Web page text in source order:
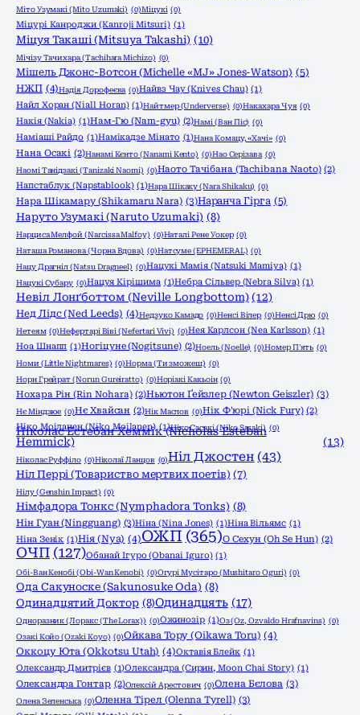
Міто Узумакі (Mito Uzumaki) (0)Міцукі (0)
Міцурі Канроджи (Kanroji Mitsuri) (1)
Міцуя Такаші (Mitsuya Takashi) (10)
Мічізу Тачихара (Tachihara Michizo) (0)
Мішель Джонс-Вотсон (Michelle «MJ» Jones-Watson) (5)
НЖП (4)Надія Дорофеєва (0)Найвз Чау (Knives Chau) (1)
Найл Хоран (Niall Horan) (1)Найтмер (Underverse) (0)Накахара Чуя (0)
Накія (Nakia) (1)Нам-Гю (Nam-gyu) (2)Намі (Ван Піс) (0)
Наміаші Райдо (1)Намікадзе Мінато (1)Нана Комацу, «Хачі» (0)
Нана Осакі (2)Нанамі Кєнто (Nanami Kento) (0)Нао Серізава (0)
Наомі Танідзакі (Tanizaki Naomi) (0)Наото Тачібана (Tachibana Naoto) (2)
Напстаблук (Napstablook) (1)Нара Шікаку (Nara Shikaku) (0)
Нара Шікамару (Shikamaru Nara) (3)Наранча Гірга (5)
Наруто Узумакі (Naruto Uzumaki) (8)
Нарциса Мелфой (Narcissa Malfoy) (0)Наталі Рене Уокер (0)
Наташа Романова (Чорна Вдова) (0)Натсуме (EPHEMERAL) (0)
Нацу Драгніл (Natsu Dragneel) (0)Нацукі Мамія (Natsuki Mamiya) (1)
Нацукі Субару (0)Нацуя Кірішима (1)Небра Сільвер (Nebra Silva) (1)
Невіл Лонґботтом (Neville Longbottom) (12)
Нед Лідс (Ned Leeds) (4)Недзуко Камадо (0)Ненсі Вілер (0)Ненсі Дрю (0)
Нетеям (0)Нефертарі Віві (Nefertari Vivi) (0)Нея Карлсон (Nea Karlsson) (1)
Ноа Шнапп (1)Ногіцуне (Nogitsune) (2)Ноель (Noelle) (0)Номер П'ять (0)
Номи (Little Nightmares) (0)Норма (Ти зможеш) (0)
Норн Грейрат (Norun Gureiratto) (0)Норіакі Какьоін (0)
Нохара Рін (Rin Nohara) (2)Ньютон Ґейзлер (Newton Geiszler) (3)
Нє Міндзюе (0)Нє Хвайсан (2)Нік Маслов (0)Нік Ф'юрі (Nick Fury) (2)
Ніко Моіланен (Niko Moilanen) (1)Ніко Сасакі (Niko Sasaki) (0)
Ніколас Естебан Хеммік (Nicholas Esteban
Hemmick)
(13)
Ніколас Руффіло (0)Ніколаї Ланцов (0)Ніл Джостен (43)
Ніл Перрі (Товариство мертвих поетів) (7)
Нілу (Genshin Impact) (0)
Німфадора Тонкс (Nymphadora Tonks) (8)
Нін Гуан (Ningguang) (3)Ніна (Nina Jones) (1)Ніна Вільямс (1)
Ніна Зенік (1)Нія (Nya) (4)ОЖП (365)О Сехун (Oh Se Hun) (2)
ОЧП (127)Обанай Ігуро (Obanai Iguro) (1)
Обі-Ван Кенобі (Obi-Wan Kenobi) (0)Огурі Мусітаро (Mushitaro Oguri) (0)
Ода Сакуноске (Sakunosuke Oda) (8)
Одинадцятий Доктор (8)Одинадцять (17)
Одноразник (Лоракс (The Lorax)) (0)Ожинозір (1)Оз (Oz, Ozvaldo Hrafnavins) (0)
Озакі Койо (Ozaki Koyo) (0)Ойкава Тору (Oikawa Toru) (4)
Оккоцу Юта (Okkotsu Utah) (4)Октавія Блейк (1)
Олександр Дмитрієв (1)Олександра (Сирин, Moon Chai Story) (1)
Олександра Гонтар (2)Олексій Арестович (0)Олена Бєлова (3)
Олена Зеленська (0)Оленна Тірел (Olenna Tyrell) (3)